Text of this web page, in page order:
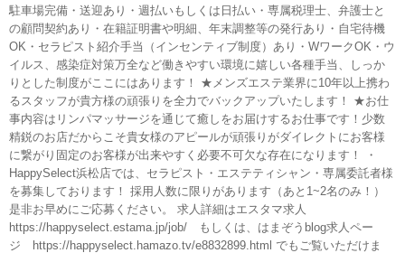
駐車場完備・送迎あり・週払いもしくは日払い・専属税理士、弁護士と
の顧問契約あり・在籍証明書や明細、年末調整等の発行あり・自宅待機
OK・セラピスト紹介手当（インセンティブ制度）あり・WワークOK・ウ
イルス、感染症対策万全など働きやすい環境に嬉しい各種手当、しっか
りとした制度がここにはあります！ ★メンズエステ業界に10年以上携わ
るスタッフが貴方様の頑張りを全力でバックアップいたします！ ★お仕
事内容はリンパマッサージを通じて癒しをお届けするお仕事です！少数
精鋭のお店だからこそ貴女様のアピールが頑張りがダイレクトにお客様
に繋がり固定のお客様が出来やすく必要不可欠な存在になります！ ・
HappySelect浜松店では、セラピスト・エステティシャン・専属委託者様
を募集しております！ 採用人数に限りがあります（あと1~2名のみ！）
是非お早めにご応募ください。 求人詳細はエスタマ求人
https://happyselect.estama.jp/job/ もしくは、はまぞうblog求人ペー
ジ https://happyselect.hamazo.tv/e8832899.html でもご覧いただけま